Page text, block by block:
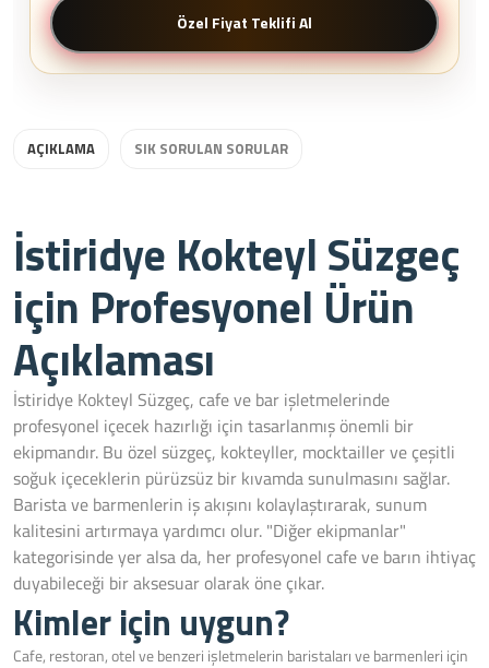
Özel Fiyat Teklifi Al
AÇIKLAMA SIK SORULAN SORULAR
İstiridye Kokteyl Süzgeç
için Profesyonel Ürün
Açıklaması
İstiridye Kokteyl Süzgeç, cafe ve bar işletmelerinde
profesyonel içecek hazırlığı için tasarlanmış önemli bir
ekipmandır. Bu özel süzgeç, kokteyller, mocktailler ve çeşitli
soğuk içeceklerin pürüzsüz bir kıvamda sunulmasını sağlar.
Barista ve barmenlerin iş akışını kolaylaştırarak, sunum
kalitesini artırmaya yardımcı olur. "Diğer ekipmanlar"
kategorisinde yer alsa da, her profesyonel cafe ve barın ihtiyaç
duyabileceği bir aksesuar olarak öne çıkar.
Kimler için uygun?
Cafe, restoran, otel ve benzeri işletmelerin baristaları ve barmenleri için